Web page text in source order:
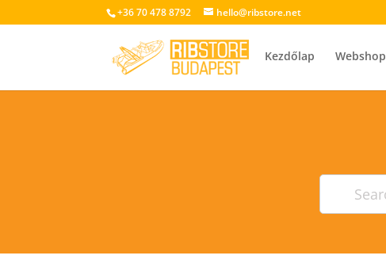
+36 70 478 8792 hello@ribstore.net
Kezdőlap Webshop